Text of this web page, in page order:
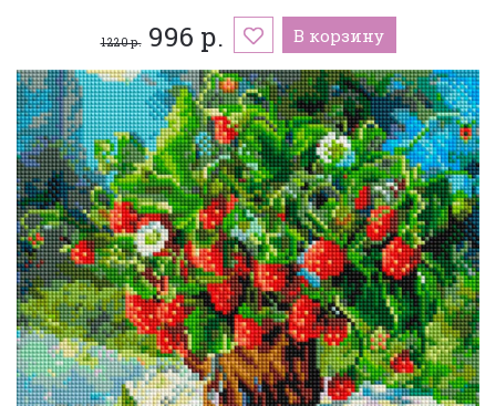
1 220 р.996 р. В корзину